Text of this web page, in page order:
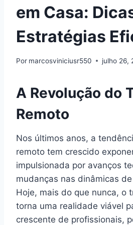
em Casa:
Estratégias
Por marcosviniciusr550 julho 26,
A Revolução do
Remoto
Nos últimos anos, a
remoto tem crescido
impulsionada por avanços
mudanças nas dinâmicas
Hoje, mais do que nunca, o
torna uma realidade viável
crescente de profissionais,